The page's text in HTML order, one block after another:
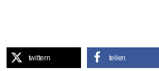
twittern teilen